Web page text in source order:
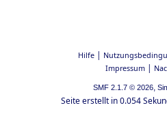
Hilfe|
Impressum|
SMF 2.1.7 © 2026,
Seite erstellt in 0.054